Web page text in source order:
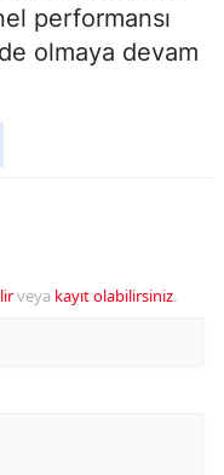
performansı
olmaya devam
veya kayıt olabilirsiniz.